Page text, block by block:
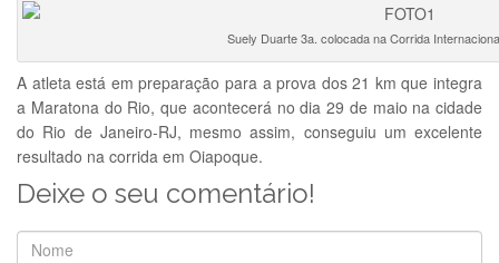
Suely Duarte 3a. colocada na Corrida
A atleta está em preparação para a prova dos 21 km que integra
a Maratona do Rio, que acontecerá no dia 29 de maio na cidade
do Rio de Janeiro-RJ, mesmo assim, conseguiu um excelente
resultado na corrida em Oiapoque.
Deixe o seu comentário!